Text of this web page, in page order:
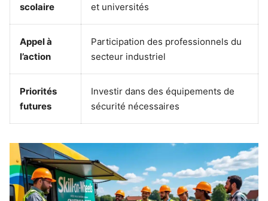
scolaire
et universités
Appel à
l’action
Participation des professionnels du
secteur industriel
Priorités
futures
Investir dans des équipements de
sécurité nécessaires